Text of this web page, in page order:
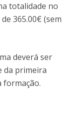
totalidade no
365.00€ (sem
deverá ser
da primeira
formação.